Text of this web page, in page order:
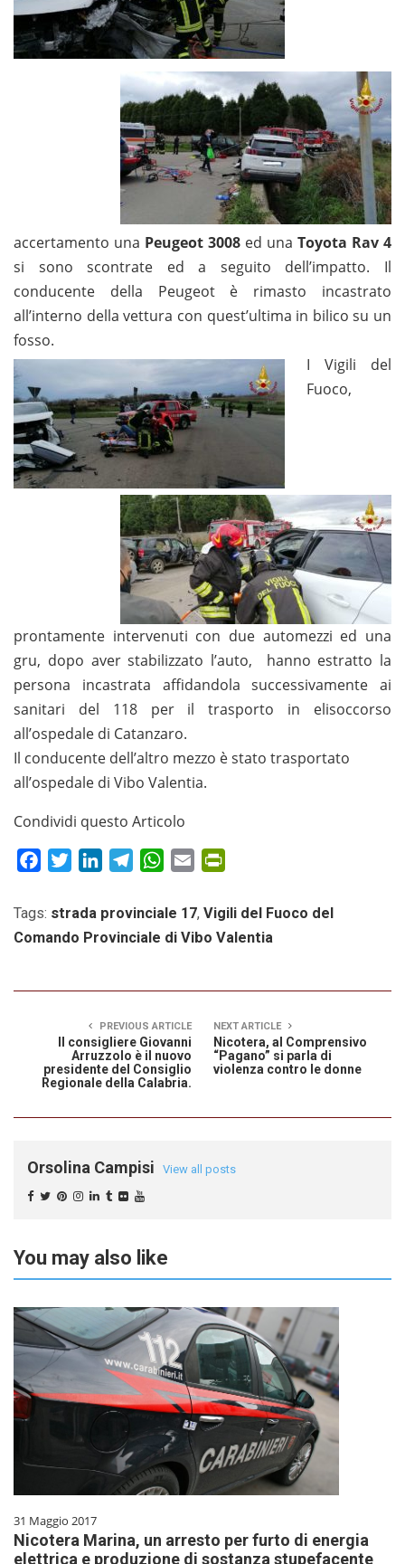
accertamento una Peugeot 3008 ed una Toyota Rav 4
si sono scontrate ed a seguito dell’impatto. Il
conducente della Peugeot è rimasto incastrato
all’interno della vettura con quest’ultima in bilico su un
fosso.
I Vigili del
Fuoco,
prontamente intervenuti con due automezzi ed una
gru, dopo aver stabilizzato l’auto, hanno estratto la
persona incastrata affidandola successivamente ai
sanitari del 118 per il trasporto in elisoccorso
all’ospedale di Catanzaro.
Il conducente dell’altro mezzo è stato trasportato
all’ospedale di Vibo Valentia.
Condividi questo Articolo
FacebookTwitterLinkedInTelegramWhatsApp
Email
Tags: strada provinciale 17, Vigili del Fuoco del
Comando Provinciale di Vibo Valentia
PREVIOUS ARTICLE
Il consigliere Giovanni
Arruzzolo è il nuovo
presidente del Consiglio
Regionale della Calabria.
NEXT ARTICLE
Nicotera, al Comprensivo
“Pagano” si parla di
violenza contro le donne
Orsolina Campisi View all posts
You may also like
31 Maggio 2017
Nicotera Marina, un arresto per furto di energia
elettrica e produzione di sostanza stupefacente